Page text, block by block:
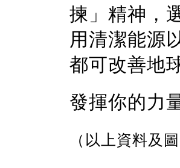
揀」精神，
用清潔能源
都可改善地
發揮你的力
（以上資料及